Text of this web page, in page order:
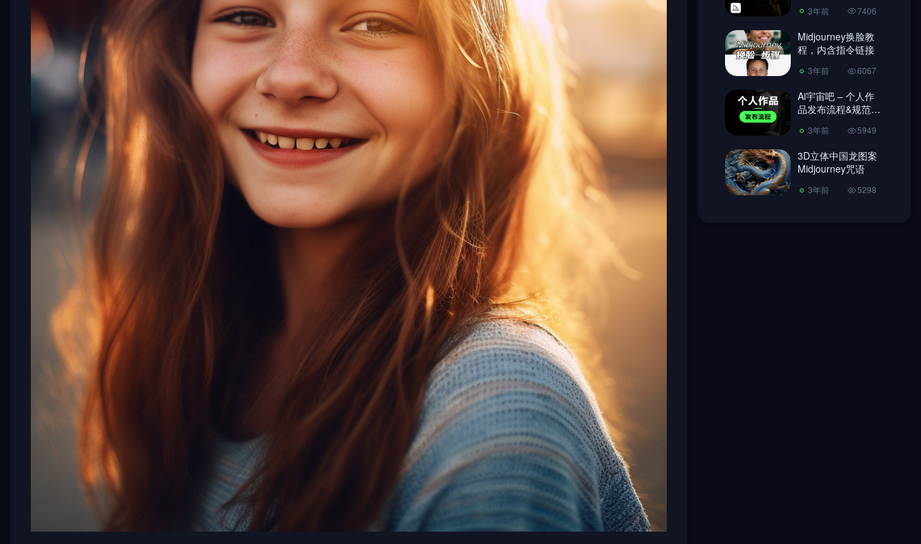
Ai宇宙吧 – 个人作
品发布流程&规范
【必读】
3年前 5949
3D立体中国龙图案
Midjourney咒语
3年前 5298
3年前 7406
Midjourney换脸教
程，内含指令链接
3年前 6067
Ai宇宙吧 – 个人作
品发布流程&规范
3年前 5949
3D立体中国龙图案
Midjourney咒语
3年前 5298